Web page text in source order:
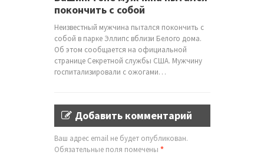
покончить с собой
Неизвестный мужчина пытался покончить с
собой в парке Эллипс вблизи Белого дома.
Об этом сообщается на официальной
странице Секретной службы США. Мужчину
госпитализировали с ожогами…
Добавить комментарий
Ваш адрес email не будет опубликован.
Обязательные поля помечены *